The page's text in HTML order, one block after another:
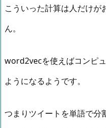
こういった計算は人だけ
ん。
word2vecを使えばコンピ
ようになるようです。
つまりツイートを単語で分